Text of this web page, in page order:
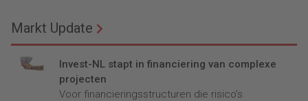
Markt Update
Invest-NL stapt in financiering van complexe
projecten
Voor financieringsstructuren die risico’s